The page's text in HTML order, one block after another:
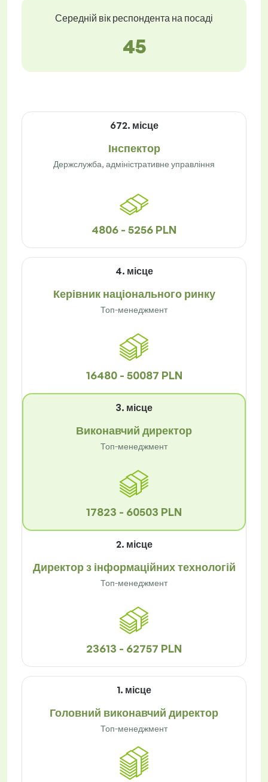
Середній вік респондента на посаді
45
672. місце
Інспектор
Держслужба, адміністративне управління
4806 - 5256 PLN
4. місце
Керівник національного ринку
Топ-менеджмент
16480 - 50087 PLN
3. місце
Виконавчий директор
Топ-менеджмент
17823 - 60503 PLN
2. місце
Директор з інформаційних технологій
Топ-менеджмент
23613 - 62757 PLN
1. місце
Головний виконавчий директор
Топ-менеджмент